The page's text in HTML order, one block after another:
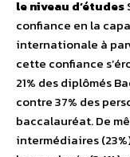
le niveau d’études
confiance en la
internationale à
cette confiance
21% des diplômés
contre 37% des
baccalauréat. De
intermédiaires